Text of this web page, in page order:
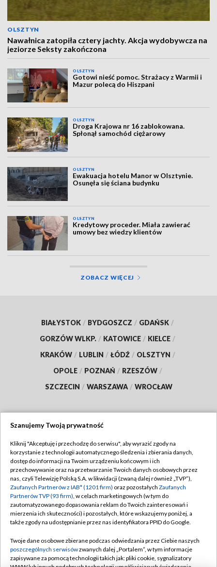
OLSZTYN
Nawałnica zatopiła cztery jachty. Akcja wydobywcza na
jeziorze Seksty zakończona
OLSZTYN
Gotowi nieść pomoc. Strażacy z Warmii i
Mazur polecą do Hiszpani
OLSZTYN
Droga Krajowa nr 16 zablokowana.
Spłonął samochód ciężarowy
OLSZTYN
Ewakuacja hotelu Manor w Olsztynie.
Osunęła się ściana budynku
OLSZTYN
Kredytowy proceder. Miała zawierać
umowy bez wiedzy klientów
ZOBACZ WIĘCEJ
BIAŁYSTOK / BYDGOSZCZ / GDAŃSK /
GORZÓW WLKP. / KATOWICE / KIELCE /
KRAKÓW / LUBLIN / ŁÓDŹ / OLSZTYN /
OPOLE / POZNAŃ / RZESZÓW /
SZCZECIN / WARSZAWA / WROCŁAW
TVP
Abonament TVP
Emisja w TVP
Centrum informacji TVP
Naziemna Telewizja Cyfrowa
Rada Programowa
System NOS
Regulamin TVP
Polityka prywatności
Moje zgody
Pomoc
Kontakt
Szanujemy Twoją prywatność
Kliknij "Akceptuję i przechodzę do serwisu", aby wyrazić zgody na
korzystanie z technologii automatycznego śledzenia i zbierania danych,
dostęp do informacji na Twoim urządzeniu końcowym i ich
przechowywanie oraz na przetwarzanie Twoich danych osobowych przez
nas, czyli Telewizję Polską S.A. w likwidacji (zwaną dalej również „TVP”),
Zaufanych Partnerów z IAB* (1201 firm) oraz pozostałych Zaufanych
Partnerów TVP (93 firm), w celach marketingowych (w tym do
zautomatyzowanego dopasowania reklam do Twoich zainteresowań i
mierzenia ich skuteczności) i pozostałych, które wskazujemy poniżej, a
także zgody na udostępnianie przez nas identyfikatora PPID do Google.
Twoje dane osobowe zbierane podczas odwiedzania przez Ciebie naszych
poszczególnych serwisówzwanych dalej „Portalem”, w tym informacje
zapisywane za pomocą technologii takich jak: pliki cookie, sygnalizatory